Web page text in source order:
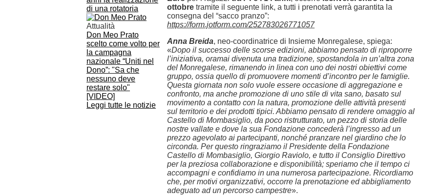
di una rotatoria
Attualità
Don Meo Prato
scelto come volto per
la campagna
nazionale “Uniti nel
Dono”: "Sa che
nessuno deve
restare solo"
[VIDEO]
Leggi tutte le notizie
ottobre tramite il seguente link, a tutti i prenotati verrà garantita la
consegna del “sacco pranzo”:
https://form.jotform.com/252783026771057
Anna Breida, neo-coordinatrice di Insieme Monregalese, spiega:
«Dopo il successo delle scorse edizioni, abbiamo pensato di riproporre
l’iniziativa, oramai divenuta una tradizione, spostandola in un’altra zona
del Monregalese, rimanendo in linea con uno dei nostri obiettivi come
gruppo, ossia quello di promuovere momenti d’incontro per le famiglie.
Questa giornata non solo vuole essere occasione di aggregazione e
confronto, ma anche promozione di uno stile di vita sano, basato sul
movimento a contatto con la natura, promozione delle attività presenti
sul territorio e dei prodotti tipici. Abbiamo pensato di rendere omaggio al
Castello di Mombasiglio, da poco ristrutturato, un pezzo di storia delle
nostre vallate e dove la sua Fondazione concederà l’ingresso ad un
prezzo agevolato ai partecipanti, nonché pranzare nel giardino che lo
circonda. Per questo ringraziamo il Presidente della Fondazione
Castello di Mombasiglio, Giorgio Raviolo, e tutto il Consiglio Direttivo
per la preziosa collaborazione e disponibilità; speriamo che il tempo ci
accompagni e confidiamo in una numerosa partecipazione. Ricordiamo
che, per motivi organizzativi, occorre la prenotazione ed abbigliamento
adeguato ad un percorso campestre».